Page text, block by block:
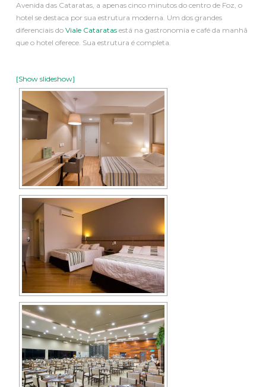
Avenida das Cataratas, a apenas cinco minutos do centro de Foz, o
hotel se destaca por sua estrutura moderna. Um dos grandes
diferenciais do Viale Cataratasestá na gastronomia e café da manhã
que o hotel oferece. Sua estrutura é completa.
[Show slideshow]